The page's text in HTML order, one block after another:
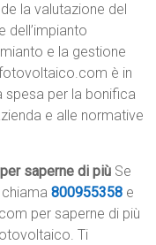
la valutazione del
dell’impianto
e la gestione
è in
spesa per la bonifica
e alle normative
saperne di più Se
chiama800955358 e
per saperne di più
Ti